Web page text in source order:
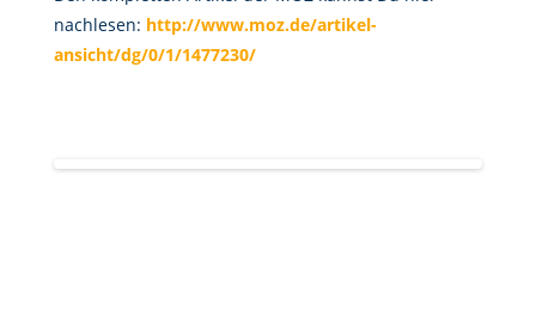
nachlesen: http://www.moz.de/artikel-
ansicht/dg/0/1/1477230/